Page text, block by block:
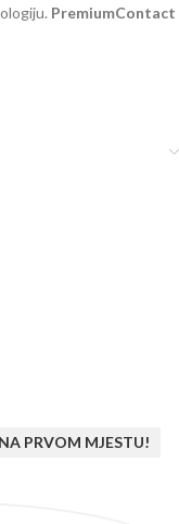
PremiumContact
PRVOM MJESTU!